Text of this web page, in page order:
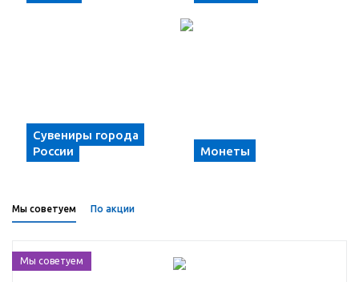
Сувениры города
России
Монеты
Мы советуем По акции
Мы советуем